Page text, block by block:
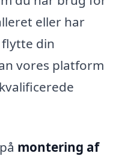
eller har
din
vores platform
montering af